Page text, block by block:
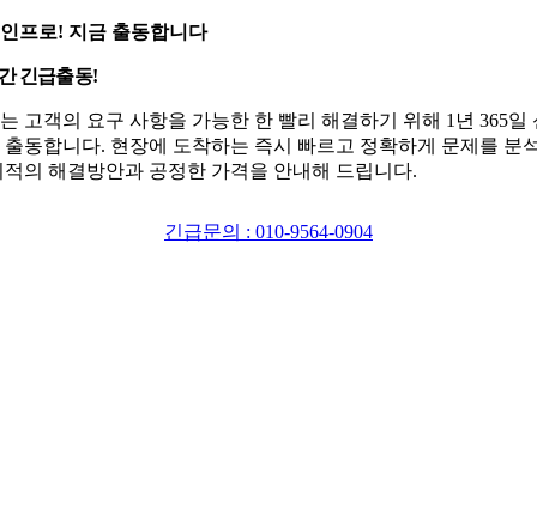
프로! 지금 출동합니다
긴급출동!
고객의 요구 사항을 가능한 한 빨리 해결하기 위해 1년 365일
출동합니다. 현장에 도착하는 즉시 빠르고 정확하게 문제를 분
적의 해결방안과 공정한 가격을 안내해 드립니다.
긴급문의 : 010-9564-0904